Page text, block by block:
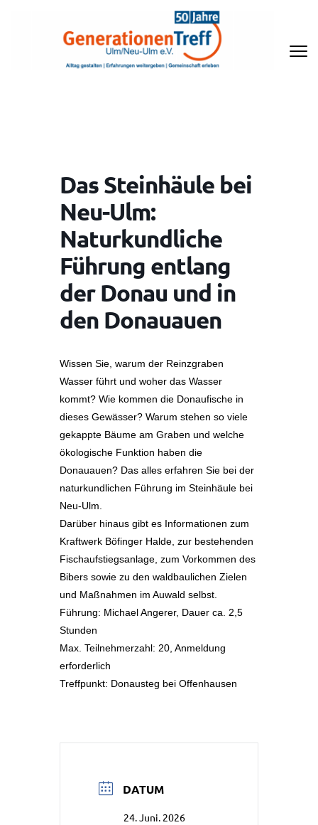
Das Steinhäule bei
Neu-Ulm:
Naturkundliche
Führung entlang
der Donau und in
den Donauauen
Wissen Sie, warum der Reinzgraben
Wasser führt und woher das Wasser
kommt? Wie kommen die Donaufische in
dieses Gewässer? Warum stehen so viele
gekappte Bäume am Graben und welche
ökologische Funktion haben die
Donauauen? Das alles erfahren Sie bei der
naturkundlichen Führung im Steinhäule bei
Neu-Ulm.
Darüber hinaus gibt es Informationen zum
Kraftwerk Böfinger Halde, zur bestehenden
Fischaufstiegsanlage, zum Vorkommen des
Bibers sowie zu den waldbaulichen Zielen
und Maßnahmen im Auwald selbst.
Führung: Michael Angerer, Dauer ca. 2,5
Stunden
Max. Teilnehmerzahl: 20, Anmeldung
erforderlich
Treffpunkt: Donausteg bei Offenhausen
DATUM
24. Juni. 2026